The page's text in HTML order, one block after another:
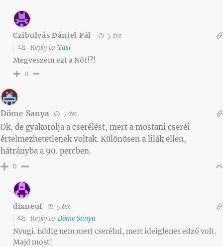
Czibulyás Dániel Pál 5 éve
Reply to Tusi
Megveszem ezt a Nőt!?!
0
Döme Sanya 5 éve
Ok, de gyakorolja a cserélést, mert a mostani cseréi
értelmezhetetlenek voltak. Különösen a lilák ellen,
hátrányba a 90. percben.
0
dixneuf 5 éve
Reply to Döme Sanya
Nyugi. Eddig nem mert cserélni, mert ideiglenes edző volt.
Majd most!